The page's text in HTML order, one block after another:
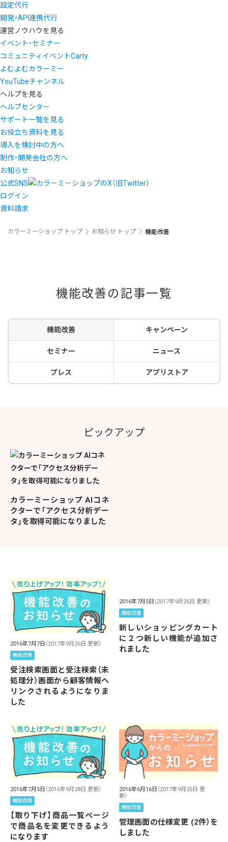
設定代行
開発・API連携代行
運営ノウハウを見る
イベント・セミナー
コミュニティイベントCarty
よむよむカラーミー
YouTubeチャンネル
ヘルプを見る
ヘルプセンター
サポート一覧を見る
お役立ち資料を見る
導入を検討中の方へ
制作・開発会社の方へ
お知らせ
公式SNS
ログイン
資料請求
カラーミーショップ トップ お知らせ トップ 機能改善
機能改善の記事一覧
機能改善 キャンペーン
セミナー ニュース
プレス アプリストア
ピックアップ
カラーミーショップ AIコネ
クターで「アクセス分析デー
タ」を取得可能になりました
2016年7月7日 （2017年9月26日 更新）
機能改善
受注検索画面と受注検索（未
処理分）画面から顧客情報へ
リンクされるようになりま
した
2016年7月5日 （2017年9月26日 更新）
機能改善
新しいショッピングカート
に２つ新しい機能が追加さ
れました
2016年7月5日 （2016年9月28日 更新）
機能改善
【取り下げ】商品一覧ページ
で商品名を変更できるよう
になります
2016年6月16日 （2017年9月26日 更
新）
機能改善
管理画面の仕様変更 (2件）を
しました